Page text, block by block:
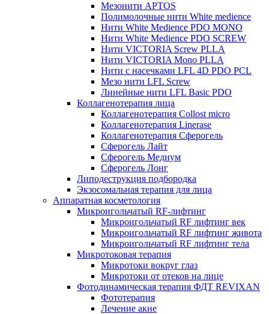
Мезонити APTOS
Полимолочные нити White medience
Нити White Medience PDO MONO
Нити White Medience PDO SCREW
Нити VICTORIA Screw PLLA
Нити VICTORIA Mono PLLA
Нити с насечками LFL 4D PDO PCL
Мезо нити LFL Screw
Линейные нити LFL Basic PDO
Коллагенотерапия лица
Коллагенотерапия Collost micro
Коллагенотерапия Linerase
Коллагенотерапия Сферогель
Сферогель Лайт
Сферогель Медиум
Сферогель Лонг
Липодеструкция подбородка
Экзосомальная терапия для лица
Аппаратная косметология
Микроигольчатый RF-лифтинг
Микроигольчатый RF лифтинг век
Микроигольчатый RF лифтинг живота
Микроигольчатый RF лифтинг тела
Микротоковая терапия
Микротоки вокруг глаз
Микротоки от отеков на лице
Фотодинамическая терапия ФДТ REVIXAN
Фототерапия
Лечение акне